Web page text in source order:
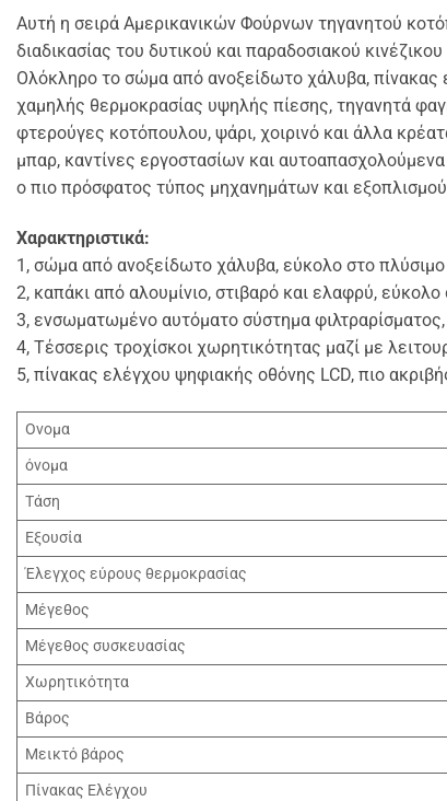
Αυτή η σειρά Αμερικανικών Φούρνων τηγανητού
διαδικασίας του δυτικού και παραδοσιακού
Ολόκληρο το σώμα από ανοξείδωτο χάλυβα, πίνακας
χαμηλής θερμοκρασίας υψηλής πίεσης, τηγανητά
φτερούγες κοτόπουλου, ψάρι, χοιρινό και άλλα
μπαρ, καντίνες εργοστασίων και
ο πιο πρόσφατος τύπος μηχανημάτων και
Χαρακτηριστικά:
1, σώμα από ανοξείδωτο χάλυβα, εύκολο στο
2, καπάκι από αλουμίνιο, στιβαρό και ελαφρύ, εύκολο
3, ενσωματωμένο αυτόματο σύστημα
4, Τέσσερις τροχίσκοι χωρητικότητας μαζί με
5, πίνακας ελέγχου ψηφιακής οθόνης LCD, πιο
Ονομα
όνομα
Τάση
Εξουσία
Έλεγχος εύρους θερμοκρασίας
Μέγεθος
Μέγεθος συσκευασίας
Χωρητικότητα
Βάρος
Μεικτό βάρος
Πίνακας Ελέγχου